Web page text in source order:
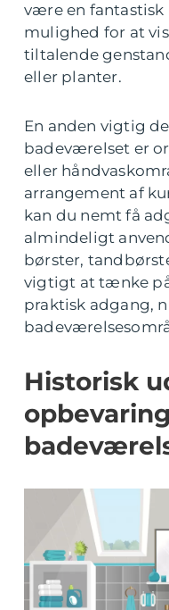
være en fantastisk
mulighed for at
tiltalende
eller planter.
En anden vigtig
badeværelset er
eller
arrangement af
kan du nemt få
almindeligt
børster,
vigtigt at tænke
praktisk adgang,
Historisk